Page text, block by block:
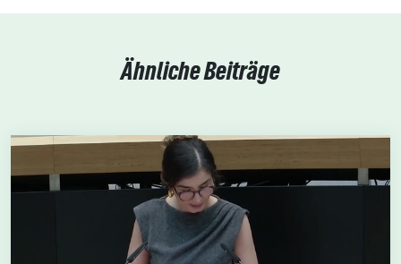
Ähnliche Beiträge